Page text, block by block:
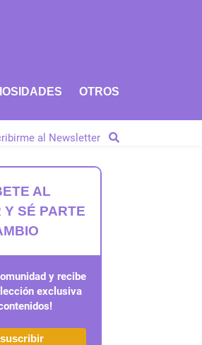
OTROS
al Newsletter
AL
Y SÉ PARTE
y recibe
exclusiva